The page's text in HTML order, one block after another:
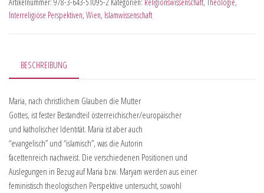
Interreligiöse Perspektiven, Wien, Islamwissenschaft
BESCHREIBUNG
Maria, nach christlichem Glauben die Mutter
Gottes, ist fester Bestandteil österreichischer/europäischer
und katholischer Identität. Maria ist aber auch
“evangelisch” und “islamisch”, was die Autorin
facettenreich nachweist. Die verschiedenen Positionen und
Auslegungen in Bezug auf Maria bzw. Maryam werden aus einer
feministisch theologischen Perspektive untersucht, sowohl